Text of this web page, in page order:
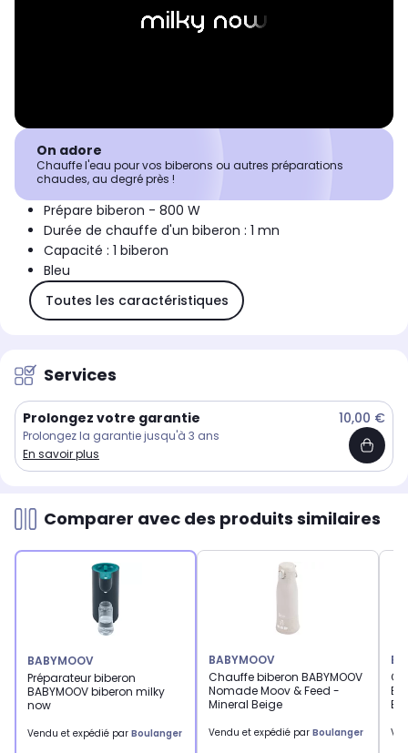
On adore
Chauffe l'eau pour vos biberons ou autres préparations
chaudes, au degré près !
Prépare biberon - 800 W
Durée de chauffe d'un biberon : 1 mn
Capacité : 1 biberon
Bleu
Toutes les caractéristiques
Services
Prolongez votre garantie 10,00 €
Prolongez la garantie jusqu'à 3 ans
En savoir plus
Comparer avec des produits similaires
BABYMOOV
Préparateur biberon
BABYMOOV biberon milky
now
Vendu et expédié par Boulanger
BABYMOOV
Chauffe biberon BABYMOOV
Nomade Moov & Feed -
Mineral Beige
Vendu et expédié par Boulanger